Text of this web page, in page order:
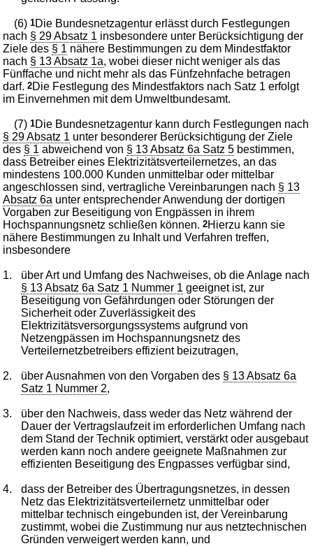
(6)1Die Bundesnetzagentur erlässt durch Festlegungen
nach § 29 Absatz 1 insbesondere unter Berücksichtigung der
Ziele des § 1 nähere Bestimmungen zu dem Mindestfaktor
nach § 13 Absatz 1a, wobei dieser nicht weniger als das
Fünffache und nicht mehr als das Fünfzehnfache betragen
darf.2Die Festlegung des Mindestfaktors nach Satz 1 erfolgt
im Einvernehmen mit dem Umweltbundesamt.
(7)1Die Bundesnetzagentur kann durch Festlegungen nach
§ 29 Absatz 1 unter besonderer Berücksichtigung der Ziele
des § 1 abweichend von § 13 Absatz 6a Satz 5 bestimmen,
dass Betreiber eines Elektrizitätsverteilernetzes, an das
mindestens 100.000 Kunden unmittelbar oder mittelbar
angeschlossen sind, vertragliche Vereinbarungen nach § 13
Absatz 6a unter entsprechender Anwendung der dortigen
Vorgaben zur Beseitigung von Engpässen in ihrem
Hochspannungsnetz schließen können.2Hierzu kann sie
nähere Bestimmungen zu Inhalt und Verfahren treffen,
insbesondere
1.
über Art und Umfang des Nachweises, ob die Anlage nach
§ 13 Absatz 6a Satz 1 Nummer 1 geeignet ist, zur
Beseitigung von Gefährdungen oder Störungen der
Sicherheit oder Zuverlässigkeit des
Elektrizitätsversorgungssystems aufgrund von
Netzengpässen im Hochspannungsnetz des
Verteilernetzbetreibers effizient beizutragen,
2. über Ausnahmen von den Vorgaben des § 13 Absatz 6a
Satz 1 Nummer 2,
3.
über den Nachweis, dass weder das Netz während der
Dauer der Vertragslaufzeit im erforderlichen Umfang nach
dem Stand der Technik optimiert, verstärkt oder ausgebaut
werden kann noch andere geeignete Maßnahmen zur
effizienten Beseitigung des Engpasses verfügbar sind,
4.
dass der Betreiber des Übertragungsnetzes, in dessen
Netz das Elektrizitätsverteilernetz unmittelbar oder
mittelbar technisch eingebunden ist, der Vereinbarung
zustimmt, wobei die Zustimmung nur aus netztechnischen
Gründen verweigert werden kann, und